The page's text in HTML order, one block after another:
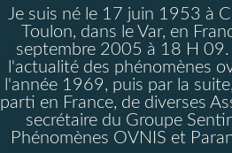
Je suis né le 17 juin 1953 à
Toulon, dans le Var, en
septembre 2005 à 18 H 09.
l'actualité des phénomènes
l'année 1969, puis par la
parti en France, de diverses
secrétaire du Groupe
Phénomènes OVNIS et